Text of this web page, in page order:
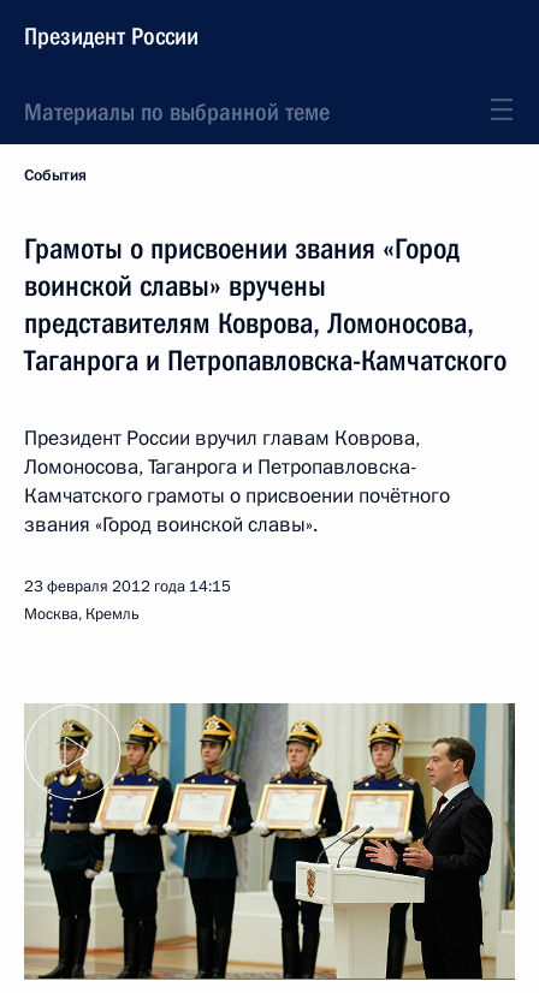
Президент России
Материалы по выбранной теме
События
Грамоты о присвоении звания «Город
воинской славы» вручены
представителям Коврова, Ломоносова,
Таганрога и Петропавловска-Камчатского
Президент России вручил главам Коврова,
Ломоносова, Таганрога и Петропавловска-
Камчатского грамоты о присвоении почётного
звания «Город воинской славы».
23 февраля 2012 года 14:15
Москва, Кремль